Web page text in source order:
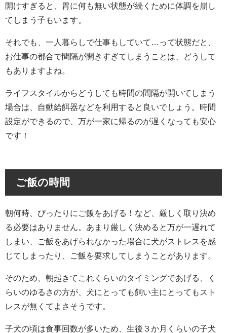
開けすぎると、胃に何も無い状態が続くために体調を崩し
てしまう子もいます。
それでも、一人暮らしで仕事もしていて…って状態だと、
お仕事の都合で間隔が開きすぎてしまうことは、どうして
もありますよね。
ライフスタイルからどうしても時間の間隔が開いてしまう
場合は、自動給餌器などを利用すると良いでしょう。時間
設定ができるので、万が一家に帰るのが遅くなっても安心
です！
ご飯の時間
朝何時、ぴったりにご飯をあげる！など、厳しく取り決め
る必要はありません。あまり厳しく決めると万が一遅れて
しまい、ご飯をあげられなかった場合に犬がストレスを感
じてしまったり、ご飯を要求してしまうことがあります。
そのため、朝起きてこれくらいのタイミングであげる、く
らいのゆるさの方が、犬にとっても飼い主にとってもスト
レスが無くてよさそうです。
子犬の頃は食事回数が多いため、生後３か月くらいの子犬